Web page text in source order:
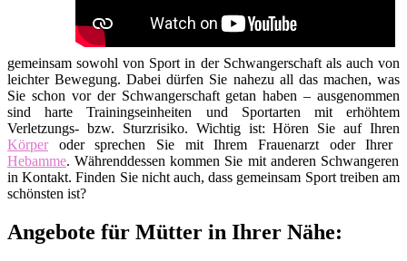
gemeinsam sowohl von Sport in der Schwangerschaft als auch von
leichter Bewegung. Dabei dürfen Sie nahezu all das machen, was
Sie schon vor der Schwangerschaft getan haben – ausgenommen
sind harte Trainingseinheiten und Sportarten mit erhöhtem
Verletzungs- bzw. Sturzrisiko. Wichtig ist: Hören Sie auf Ihren
Körperoder sprechen Sie mit Ihrem Frauenarzt oder Ihrer
Hebamme. Währenddessen kommen Sie mit anderen Schwangeren
in Kontakt. Finden Sie nicht auch, dass gemeinsam Sport treiben am
schönsten ist?
Angebote für Mütter in Ihrer Nähe: